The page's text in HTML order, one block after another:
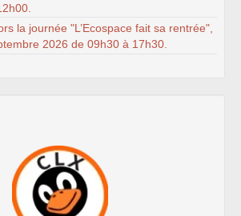
la journée "L’Ecospace fait sa rentrée",
2026 de 09h30 à 17h30.